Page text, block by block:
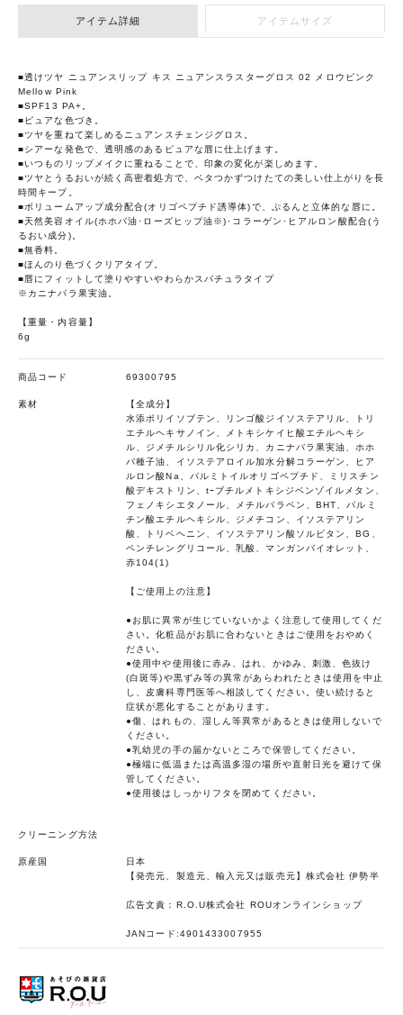
アイテム詳細 アイテムサイズ
■透けツヤ ニュアンスリップ キス ニュアンスラスターグロス 02 メロウピンク
Mellow Pink
■SPF13 PA+。
■ピュアな色づき。
■ツヤを重ねて楽しめるニュアンスチェンジグロス。
■シアーな発色で、透明感のあるピュアな唇に仕上げます。
■いつものリップメイクに重ねることで、印象の変化が楽しめます。
■ツヤとうるおいが続く高密着処方で、ベタつかずつけたての美しい仕上がりを長
時間キープ。
■ボリュームアップ成分配合(オリゴペプチド誘導体)で、ぷるんと立体的な唇に。
■天然美容オイル(ホホバ油･ローズヒップ油※)･コラーゲン･ヒアルロン酸配合(う
るおい成分)。
■無香料。
■ほんのり色づくクリアタイプ。
■唇にフィットして塗りやすいやわらかスパチュラタイプ
※カニナバラ果実油。
【重量・内容量】
6g
商品コード 69300795
素材
【全成分】
水添ポリイソブテン、リンゴ酸ジイソステアリル、トリ
エチルヘキサノイン、メトキシケイヒ酸エチルヘキシ
ル、ジメチルシリル化シリカ、カニナバラ果実油、ホホ
バ種子油、イソステアロイル加水分解コラーゲン、ヒア
ルロン酸Na、パルミトイルオリゴペプチド、ミリスチン
酸デキストリン、tｰブチルメトキシジベンゾイルメタン、
フェノキシエタノール、メチルパラベン、BHT、パルミ
チン酸エチルヘキシル、ジメチコン、イソステアリン
酸、トリベヘニン、イソステアリン酸ソルビタン、BG、
ペンチレングリコール、乳酸、マンガンバイオレット、
赤104(1)
【ご使用上の注意】
●お肌に異常が生じていないかよく注意して使用してくだ
さい。化粧品がお肌に合わないときはご使用をおやめく
ださい。
●使用中や使用後に赤み、はれ、かゆみ、刺激、色抜け
(白斑等)や黒ずみ等の異常があらわれたときは使用を中止
し、皮膚科専門医等へ相談してください。使い続けると
症状が悪化することがあります。
●傷、はれもの、湿しん等異常があるときは使用しないで
ください。
●乳幼児の手の届かないところで保管してください。
●極端に低温または高温多湿の場所や直射日光を避けて保
管してください。
●使用後はしっかりフタを閉めてください。
クリーニング方法
原産国
日本
【発売元、製造元、輸入元又は販売元】株式会社 伊勢半
広告文責：R.O.U株式会社 ROUオンラインショップ
JANコード:4901433007955